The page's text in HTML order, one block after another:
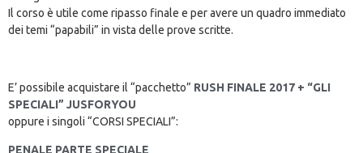
Il corso è utile come ripasso finale e per avere un quadro immediato
dei temi “papabili” in vista delle prove scritte.
E’ possibile acquistare il “pacchetto” RUSH FINALE 2017 + “GLI
SPECIALI” JUSFORYOU
oppure i singoli “CORSI SPECIALI”:
PENALE PARTE SPECIALE